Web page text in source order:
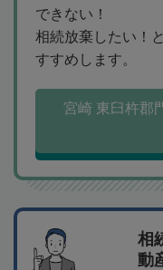
できない！
相続放棄したい！
すすめします。
宮崎 東臼杵郡
相
動